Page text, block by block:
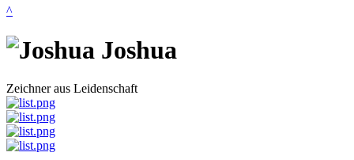
^
Joshua
Zeichner aus Leidenschaft